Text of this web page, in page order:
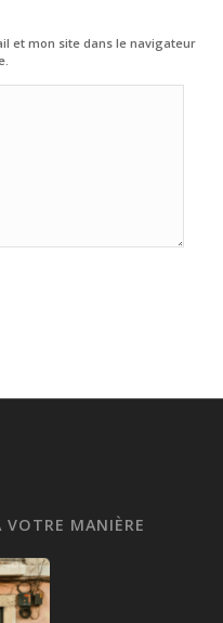
et mon site dans le navigateur
VOTRE MANIÈRE